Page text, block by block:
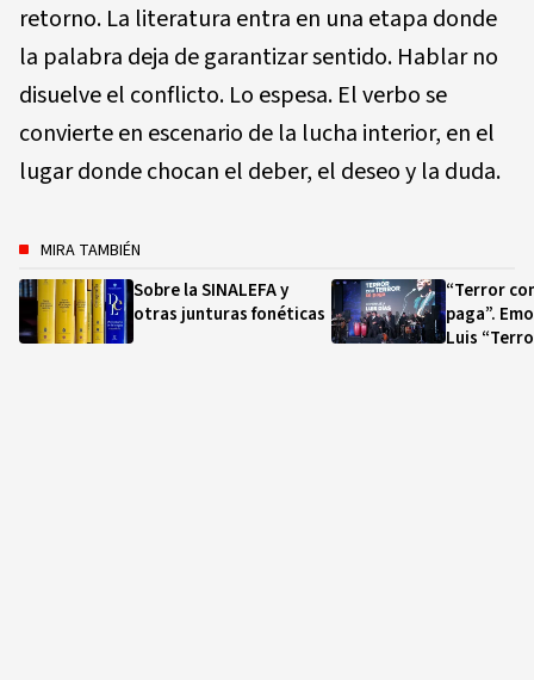
retorno. La literatura entra en una etapa donde
la palabra deja de garantizar sentido. Hablar no
disuelve el conflicto. Lo espesa. El verbo se
convierte en escenario de la lucha interior, en el
lugar donde chocan el deber, el deseo y la duda.
MIRA TAMBIÉN
Sobre la SINALEFA y
otras junturas fonéticas
“Terror
paga”.
Luis